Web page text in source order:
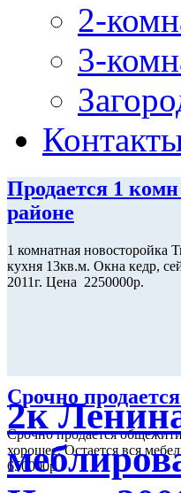
2-
3-
Продается 1
районе
1 комнатная
кухня 13кв.м. Окна кедр,
2011г. Цена 2250000р.
Срочно
Срочно продается
хорошее. Остается вся
650000р
2к